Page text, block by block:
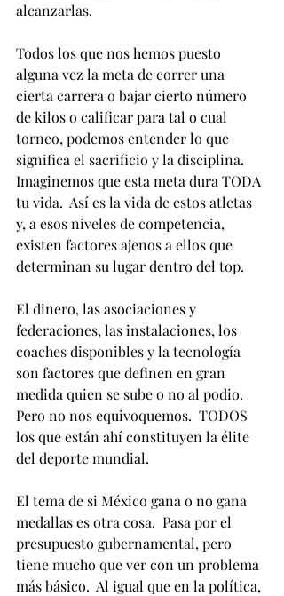
alcanzarlas.
Todos los que nos hemos puesto
alguna vez la meta de correr una
cierta carrera o bajar cierto número
de kilos o calificar para tal o cual
torneo, podemos entender lo que
significa el sacrificio y la disciplina.
Imaginemos que esta meta dura TODA
tu vida.  Así es la vida de estos atletas
y, a esos niveles de competencia,
existen factores ajenos a ellos que
determinan su lugar dentro del top.
El dinero, las asociaciones y
federaciones, las instalaciones, los
coaches disponibles y la tecnología
son factores que definen en gran
medida quien se sube o no al podio.
Pero no nos equivoquemos.  TODOS
los que están ahí constituyen la élite
del deporte mundial.
El tema de si México gana o no gana
medallas es otra cosa.  Pasa por el
presupuesto gubernamental, pero
tiene mucho que ver con un problema
más básico.  Al igual que en la política,